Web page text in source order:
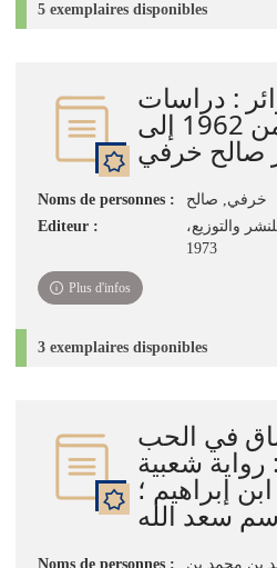
5 exemplaires disponibles
: دراسات
ومقالات من 1962 إلى
Noms de personnes :
خرفي, صالح
Editeur :
والتوزيع،
1973
Plus d'infos
3 exemplaires disponibles
في الحب
رواية شعبية
إبراهيم ؛
Noms de personnes :
بن محمد بن